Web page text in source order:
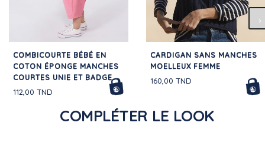
COMBICOURTE BÉBÉ EN
COTON ÉPONGE MANCHES
COURTES UNIE ET BADGE
112,00 TND
CARDIGAN SANS MANCHES
MOELLEUX FEMME
160,00 TND
COMPLÉTER LE LOOK